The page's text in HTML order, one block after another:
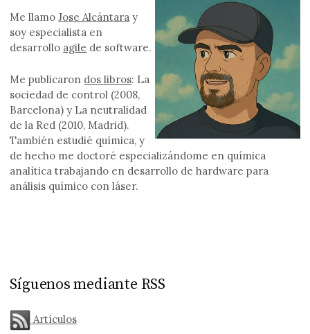
Me llamoJose Alcántara y
soy especialista en
desarrollo agile de software.
Me publicaron dos libros: La
sociedad de control (2008,
Barcelona) y La neutralidad
de la Red (2010, Madrid).
También estudié química, y
de hecho me doctoré especializándome en química
analítica trabajando en desarrollo de hardware para
análisis químico con láser.
Síguenos mediante RSS
Artículos